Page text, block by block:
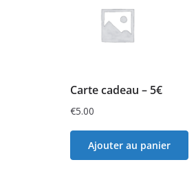
Carte cadeau – 5€
€5.00
Ajouter au panier